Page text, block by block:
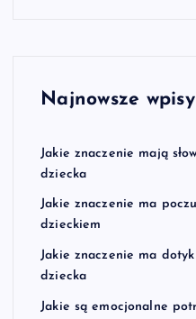
Najnowsze wpisy
Jakie znaczenie mają
dziecka
Jakie znaczenie ma
dzieckiem
Jakie znaczenie ma
dziecka
Jakie są emocjonalne